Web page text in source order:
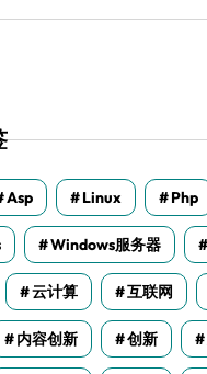
Asp Linux Php
Windows服务器
云计算 互联网
内容创新 创新